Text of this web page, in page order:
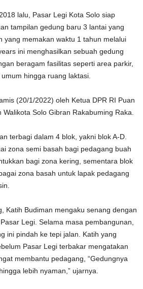
lalu, Pasar Legi Kota Solo siap
tampilan gedung baru 3 lantai yang
yang memakan waktu 1 tahun melalui
ini menghasilkan sebuah gedung
beragam fasilitas seperti area parkir,
hingga ruang laktasi.
(20/1/2022) oleh Ketua DPR RI Puan
Solo Gibran Rakabuming Raka.
terbagi dalam 4 blok, yakni blok A-D.
zona semi basah bagi pedagang buah
bagi zona kering, sementara blok
zona basah untuk lapak pedagang
Katih Budiman mengaku senang dengan
Legi. Selama masa pembangunan,
ini pindah ke tepi jalan. Katih yang
Pasar Legi terbakar mengatakan
membantu pedagang, “Gedungnya
lebih nyaman,” ujarnya.